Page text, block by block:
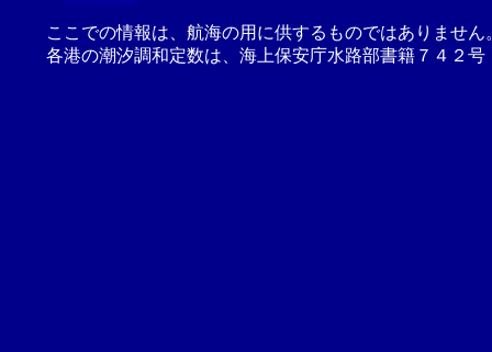
ここでの情報は、航海の用に供するものではありませ
各港の潮汐調和定数は、海上保安庁水路部書籍７４２